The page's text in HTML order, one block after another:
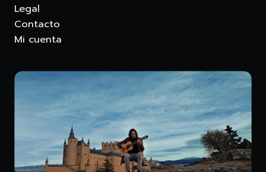
Legal
Contacto
Mi cuenta